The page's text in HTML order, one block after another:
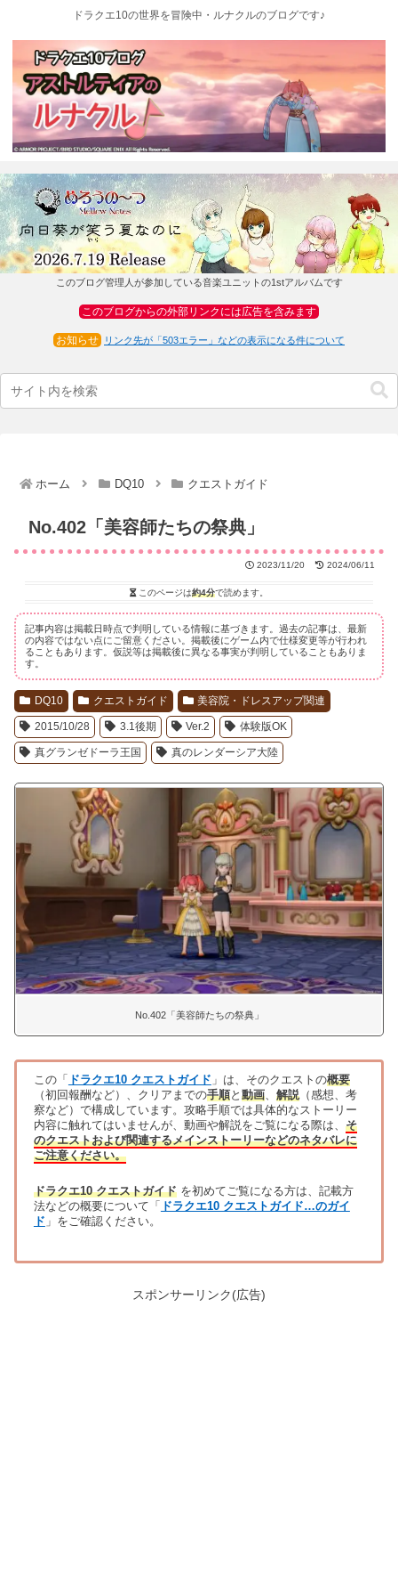
ドラクエ10の世界を冒険中・ルナクルのブログです♪
このブログ管理人が参加している音楽ユニットの1stアルバムです
このブログからの外部リンクには広告を含みます
お知らせ リンク先が「503エラー」などの表示になる件について
ホーム DQ10 クエストガイド
No.402「美容師たちの祭典」
2023/11/20 2024/06/11
このページは約4分で読めます。
記事内容は掲載日時点で判明している情報に基づきます。過去の記事は、最新
の内容ではない点にご留意ください。掲載後にゲーム内で仕様変更等が行われ
ることもあります。仮説等は掲載後に異なる事実が判明していることもありま
す。
DQ10 クエストガイド 美容院・ドレスアップ関連
2015/10/28 3.1後期 Ver.2 体験版OK
真グランゼドーラ王国 真のレンダーシア大陸
No.402「美容師たちの祭典」
この「 ドラクエ10 クエストガイド 」は、そのクエストの概要
（初回報酬など）、クリアまでの手順と 動画、 解説（感想、考
察など）で構成しています。攻略手順では具体的なストーリー
内容に触れてはいませんが、動画や解説をご覧になる際は、 そ
のクエストおよび関連するメインストーリーなどのネタバレに
ご注意ください。
ドラクエ10 クエストガイドを初めてご覧になる方は、記載方
法などの概要について「
ドラクエ10 クエストガイド…のガイ
ド 」をご確認ください。
スポンサーリンク(広告)